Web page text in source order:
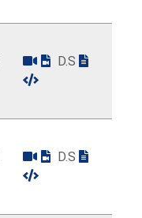
D.S
D.S